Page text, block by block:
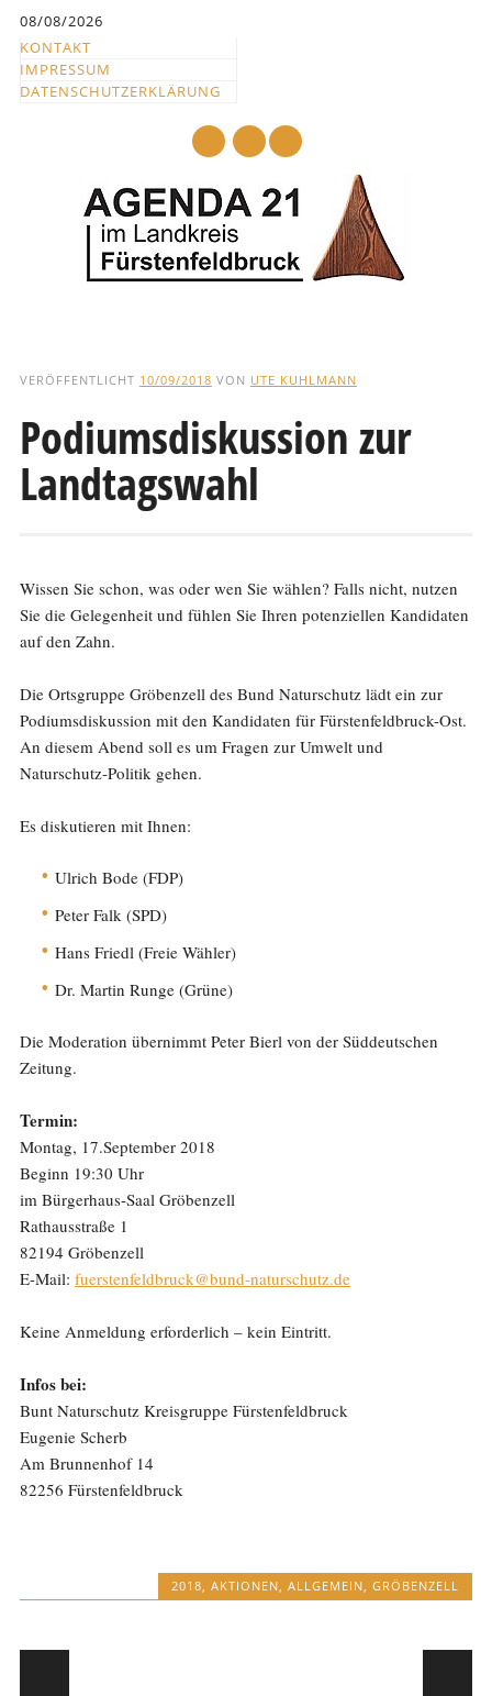
springen
08/08/2026
KONTAKT
IMPRESSUM
DATENSCHUTZERKLÄRUNG
und
Text
VERÖFFENTLICHT 10/09/2018 VON UTE KUHLMANN
Podiumsdiskussion zur
Landtagswahl
Wissen Sie schon, was oder wen Sie wählen? Falls nicht, nutzen
Sie die Gelegenheit und fühlen Sie Ihren potenziellen Kandidaten
auf den Zahn.
Die Ortsgruppe Gröbenzell des Bund Naturschutz lädt ein zur
Podiumsdiskussion mit den Kandidaten für Fürstenfeldbruck-Ost.
An diesem Abend soll es um Fragen zur Umwelt und
Naturschutz-Politik gehen.
Es diskutieren mit Ihnen:
Ulrich Bode (FDP)
Peter Falk (SPD)
Hans Friedl (Freie Wähler)
Dr. Martin Runge (Grüne)
Die Moderation übernimmt Peter Bierl von der Süddeutschen
Zeitung.
Termin:
Montag, 17.September 2018
Beginn 19:30 Uhr
im Bürgerhaus-Saal Gröbenzell
Rathausstraße 1
82194 Gröbenzell
E-Mail: fuerstenfeldbruck@bund-naturschutz.de
Keine Anmeldung erforderlich – kein Eintritt.
Infos bei:
Bunt Naturschutz Kreisgruppe Fürstenfeldbruck
Eugenie Scherb
Am Brunnenhof 14
82256 Fürstenfeldbruck
2018,AKTIONEN,ALLGEMEIN,GRÖBENZELL
Post navigation